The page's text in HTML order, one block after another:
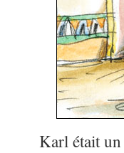
Karl était